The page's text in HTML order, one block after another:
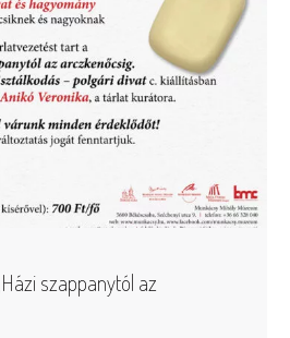
szappanytól az